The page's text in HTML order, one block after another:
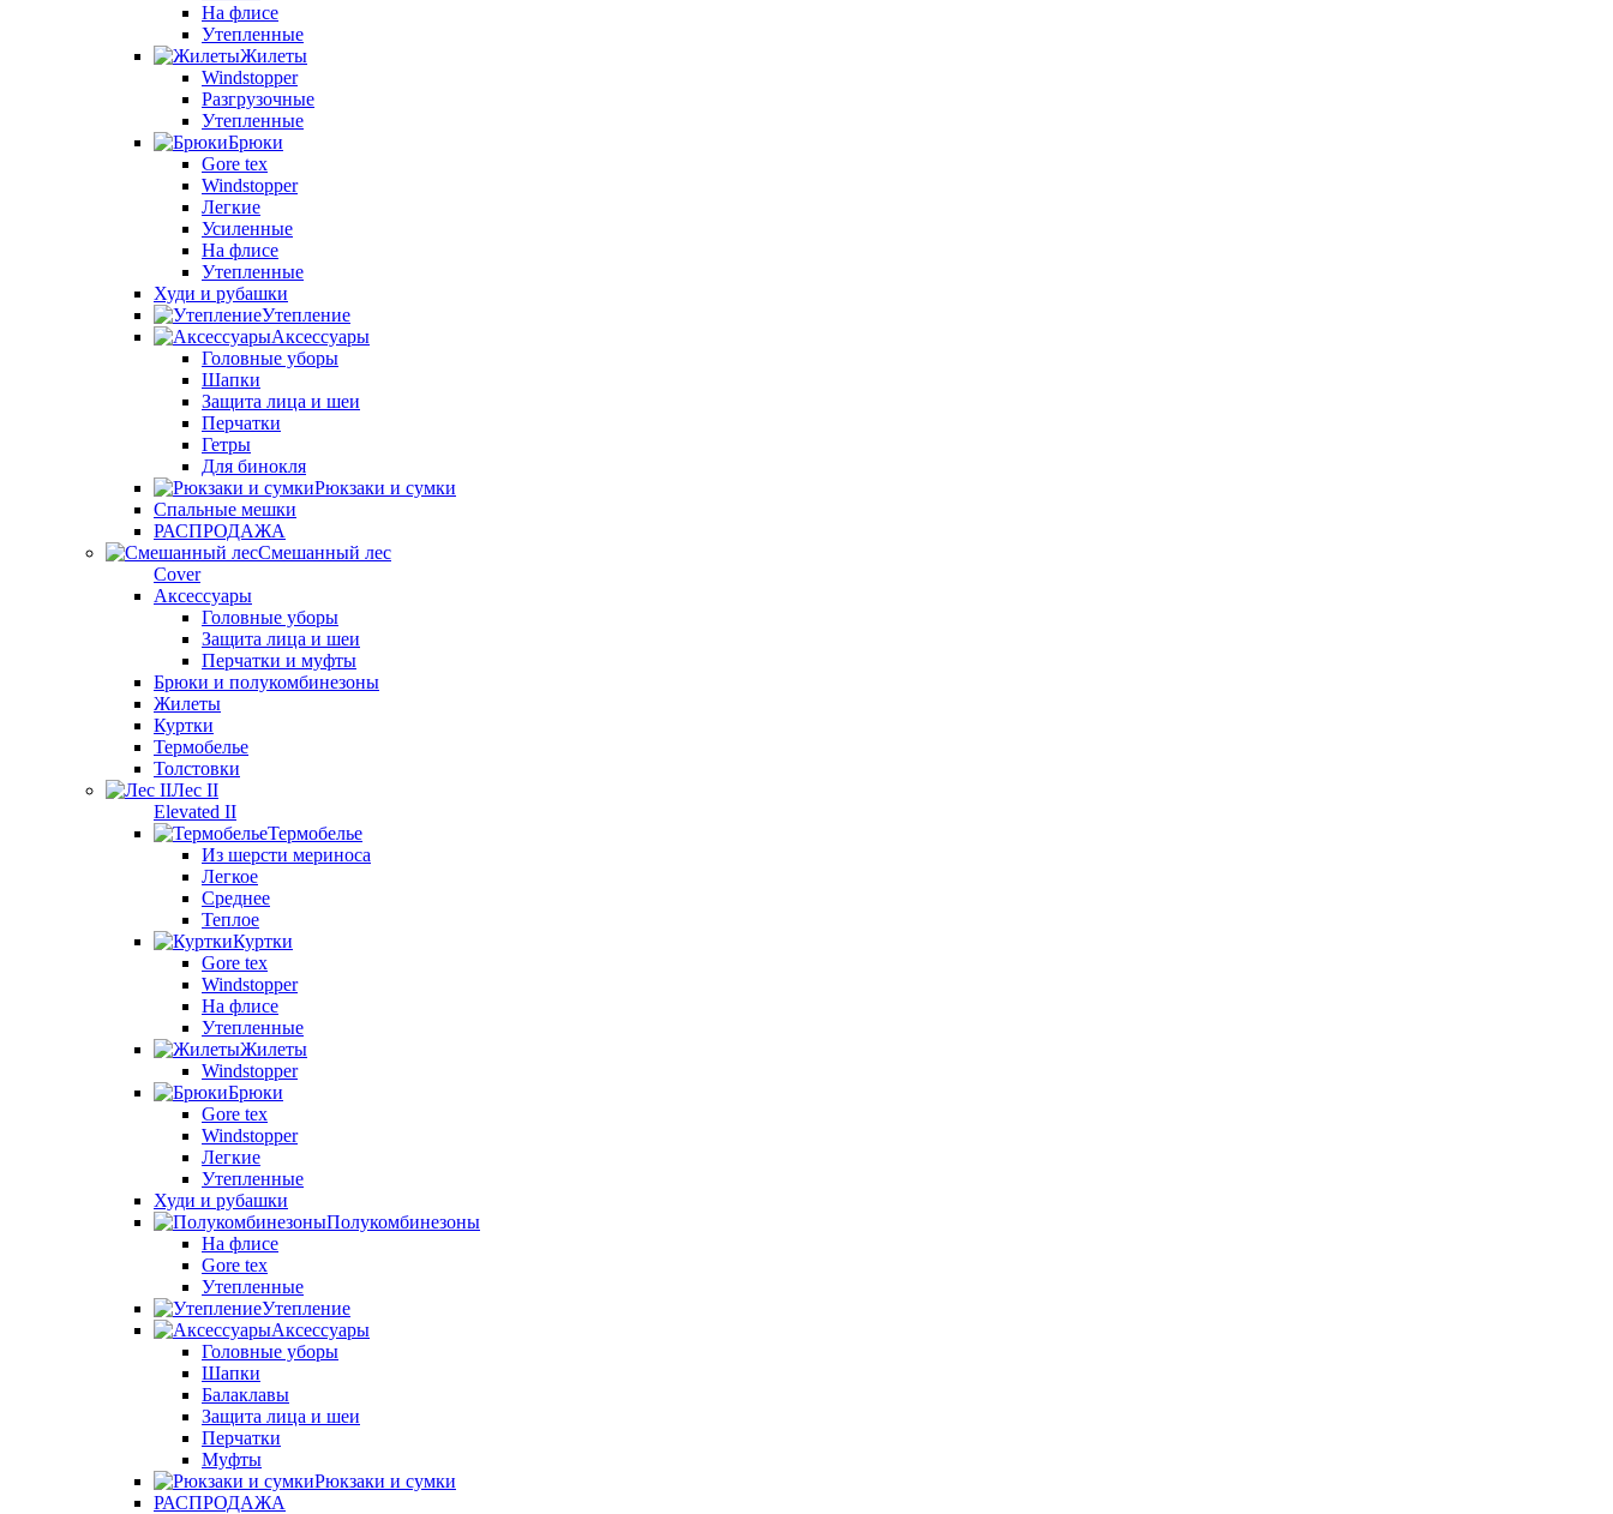
На флисе
Утепленные
Жилеты
Windstopper
Разгрузочные
Утепленные
Брюки
Gore tex
Windstopper
Легкие
Усиленные
На флисе
Утепленные
Худи и рубашки
Утепление
Аксессуары
Головные уборы
Шапки
Защита лица и шеи
Перчатки
Гетры
Для бинокля
Рюкзаки и сумки
Спальные мешки
РАСПРОДАЖА
Смешанный лес
Cover
Аксессуары
Головные уборы
Защита лица и шеи
Перчатки и муфты
Брюки и полукомбинезоны
Жилеты
Куртки
Термобелье
Толстовки
Лес II
Elevated II
Термобелье
Из шерсти мериноса
Легкое
Среднее
Теплое
Куртки
Gore tex
Windstopper
На флисе
Утепленные
Жилеты
Windstopper
Брюки
Gore tex
Windstopper
Легкие
Утепленные
Худи и рубашки
Полукомбинезоны
На флисе
Gore tex
Утепленные
Утепление
Аксессуары
Головные уборы
Шапки
Балаклавы
Защита лица и шеи
Перчатки
Муфты
Рюкзаки и сумки
РАСПРОДАЖА